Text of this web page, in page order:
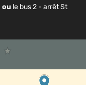
ou le bus 2 - arrêt St